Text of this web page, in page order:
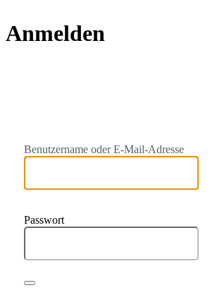
Anmelden
Benutzername oder E-Mail-Adresse
Passwort